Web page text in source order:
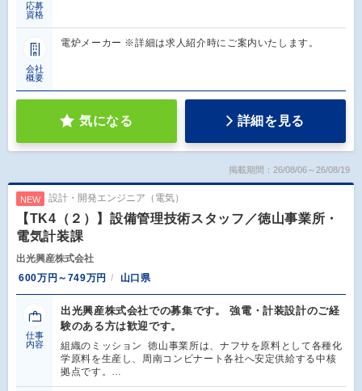
応募
資格
会社
概要
電炉メーカー ※詳細は求人紹介時にご案内いたします。
気になる 詳細を見る
掲載期間：26/08/06～26/08/19
NEW 設計・開発エンジニア（電気）
【TK4（２）】設備管理技術スタッフ／徳山事業所・
電気計装課
出光興産株式会社
600万円～749万円
山口県
仕事
内容
出光興産株式会社での募集です。 強電・計装設計のご経
験のある方は歓迎です。
組織のミッション 徳山事業所は、ナフサを原料として各種化
学原料を生産し、周南コンビナート各社へ安定供給する中核
拠点です。…